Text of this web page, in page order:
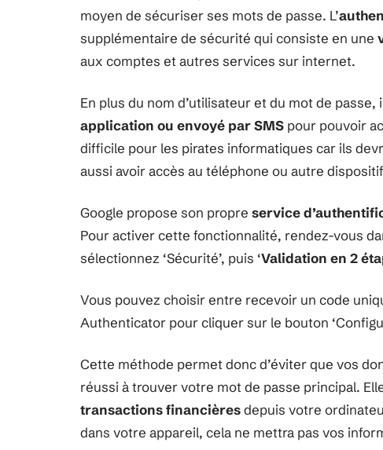
moyen de sécuriser ses mots de passe. L’
supplémentaire de sécurité qui consiste en une
aux comptes et autres services sur internet.
En plus du nom d’utilisateur et du mot de
application ou envoyé par SMS pour pouvoir
difficile pour les pirates informatiques car ils
aussi avoir accès au téléphone ou autre
Google propose son propre service
Pour activer cette fonctionnalité, rendez-vous
sélectionnez ‘Sécurité’, puis ‘Validation en 2
Vous pouvez choisir entre recevoir un code
Authenticator pour cliquer sur le bouton
Cette méthode permet donc d’éviter que vos
réussi à trouver votre mot de passe principal.
transactions financièresdepuis votre
dans votre appareil, cela ne mettra pas vos